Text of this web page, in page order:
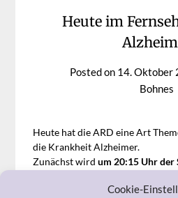
Cookie-
Heute im
Posted on 14. Oktober
Bohnes
Heute hat die ARD eine Art
die Krankheit Alzheimer.
Zunächst wirdum 20:15 Uhr der
Im Anschluss diskutiert Herr